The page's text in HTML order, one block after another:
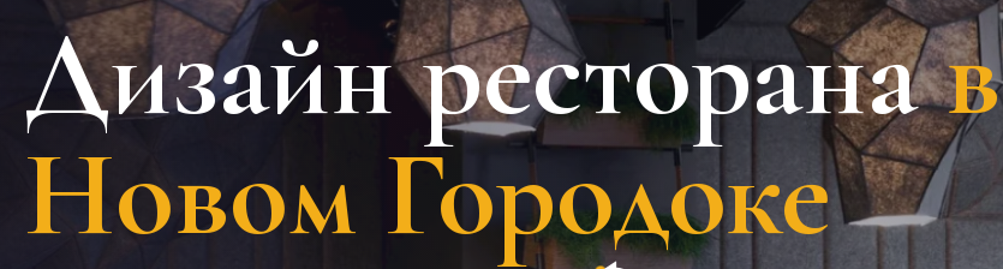
Дизайн ресторанав
Новом Городоке